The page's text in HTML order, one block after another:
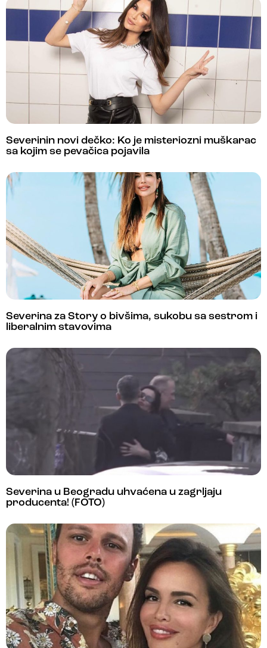
Severinin novi dečko: Ko je misteriozni muškarac
sa kojim se pevačica pojavila
Severina za Story o bivšima, sukobu sa sestrom i
liberalnim stavovima
Severina u Beogradu uhvaćena u zagrljaju
producenta! (FOTO)